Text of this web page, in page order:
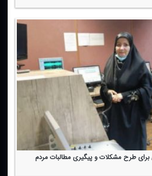
برای طرح مشكلات و پیگیری مطالبات مردم